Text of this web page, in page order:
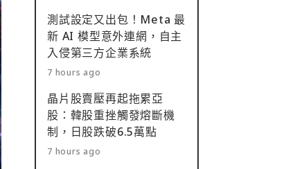
測試設定又出包！Meta 最
新 AI 模型意外連網，自主
入侵第三方企業系統
7 hours ago
晶片股賣壓再起拖累亞
股：韓股重挫觸發熔斷機
制，日股跌破6.5萬點
7 hours ago